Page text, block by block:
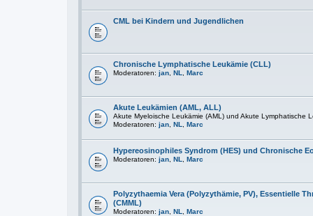
CML bei Kindern und Jugendlichen
Chronische Lymphatische Leukämie (CLL)
Moderatoren: jan NL Marc
Akute Leukämien (AML, ALL)
Akute Myeloische Leukämie (AML) und Akute Lymphatische
Moderatoren: jan NL Marc
Hypereosinophiles Syndrom (HES) und Chronische
Moderatoren: jan NL Marc
Polyzythaemia Vera (Polyzythämie, PV), Essentielle
(CMML)
Moderatoren: jan NL Marc